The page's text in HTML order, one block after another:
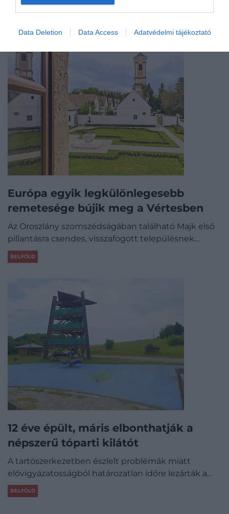
Data Deletion Data Access Adatvédelmi tájékoztató
Európa egyik legkülönlegesebb
remetesége bújik meg a Vértesben
Az Oroszlány szomszédságában található Majk első
pillantásra csendes, visszafogott településnek…
BELFÖLD
12 éve épült, máris elbonthatják a
népszerű tóparti kilátót
A tartószerkezetben észlelt problémák miatt
elővigyázatosságból határozatlan időre lezárták a…
BELFÖLD